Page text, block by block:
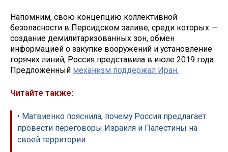
Напомним, свою концепцию коллективной
безопасности в Персидском заливе, среди которых —
создание демилитаризованных зон, обмен
информацией о закупке вооружений и установление
горячих линий, Россия представила в июле 2019 года.
Предложенный механизм поддержал Иран.
Читайте также:
• Матвиенко пояснила, почему Россия предлагает
провести переговоры Израиля и Палестины на
своей территории